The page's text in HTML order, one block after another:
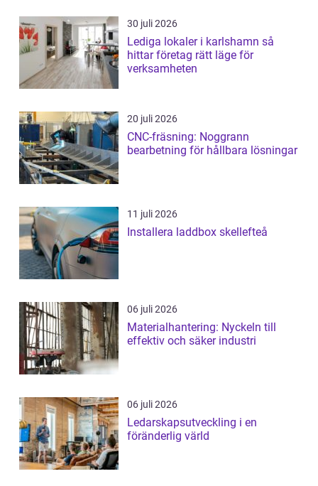
30 juli 2026
Lediga lokaler i karlshamn så
hittar företag rätt läge för
verksamheten
20 juli 2026
CNC-fräsning: Noggrann
bearbetning för hållbara lösningar
11 juli 2026
Installera laddbox skellefteå
06 juli 2026
Materialhantering: Nyckeln till
effektiv och säker industri
06 juli 2026
Ledarskapsutveckling i en
föränderlig värld